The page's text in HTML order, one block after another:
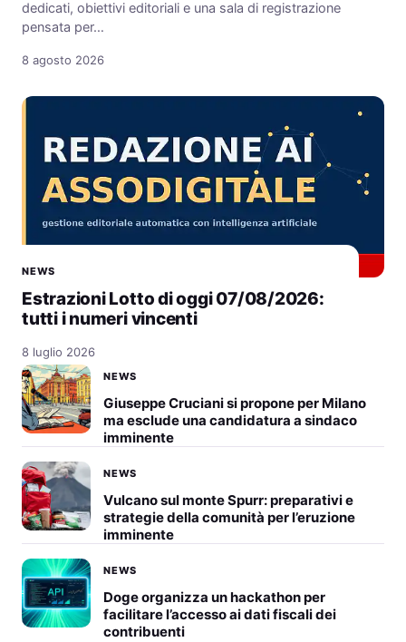
dedicati, obiettivi editoriali e una sala di registrazione
pensata per…
8 agosto 2026
NEWS
Estrazioni Lotto di oggi 07/08/2026:
tutti i numeri vincenti
8 luglio 2026
NEWS
Giuseppe Cruciani si propone per Milano
ma esclude una candidatura a sindaco
imminente
NEWS
Vulcano sul monte Spurr: preparativi e
strategie della comunità per l’eruzione
imminente
NEWS
Doge organizza un hackathon per
facilitare l’accesso ai dati fiscali dei
contribuenti